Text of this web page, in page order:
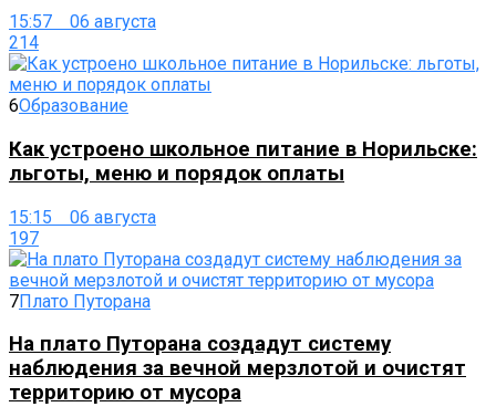
15:57 06 августа
214
6Образование
Как устроено школьное питание в Норильске:
льготы, меню и порядок оплаты
15:15 06 августа
197
7Плато Путорана
На плато Путорана создадут систему
наблюдения за вечной мерзлотой и очистят
территорию от мусора